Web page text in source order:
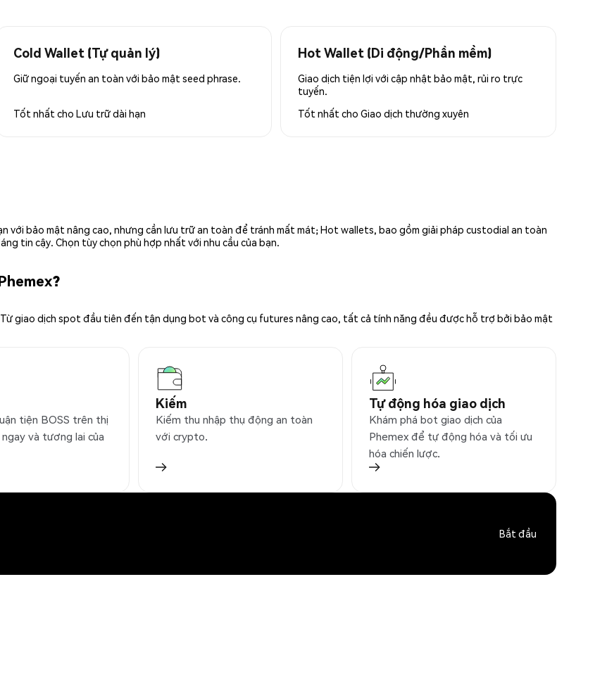
Cold Wallet (Tự quản lý)
Giữ ngoại tuyến an toàn với bảo mật seed phrase.
Tốt nhất cho Lưu trữ dài hạn
Hot Wallet (Di động/Phần mềm)
Giao dịch tiện lợi với cập nhật bảo mật, rủi ro trực
tuyến.
Tốt nhất cho Giao dịch thường xuyên
với bảo mật nâng cao, nhưng cần lưu trữ an toàn để tránh mất mát; Hot wallets, bao gồm giải pháp custodial an toàn
tin cậy. Chọn tùy chọn phù hợp nhất với nhu cầu của bạn.
giao dịch spot đầu tiên đến tận dụng bot và công cụ futures nâng cao, tất cả tính năng đều được hỗ trợ bởi bảo mật
tiện BOSS trên thị
và tương lai của
Kiếm
Kiếm thu nhập thụ động an toàn
với crypto.
Tự động hóa giao dịch
Khám phá bot giao dịch của
Phemex để tự động hóa và tối ưu
hóa chiến lược.
Bắt đầu